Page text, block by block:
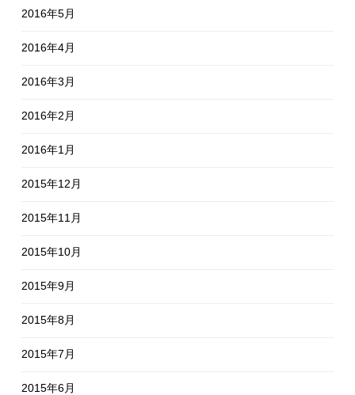
2016年5月
2016年4月
2016年3月
2016年2月
2016年1月
2015年12月
2015年11月
2015年10月
2015年9月
2015年8月
2015年7月
2015年6月